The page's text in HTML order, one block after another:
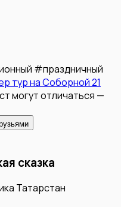
#праздничный
тур на Соборной 21
могут отличаться —
сказка
Татарстан